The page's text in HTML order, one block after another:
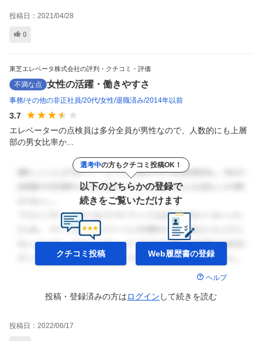
投稿日： 2021/04/28
0
東芝エレベータ株式会社の評判・クチコミ・評価
不満な点 女性の活躍・働きやすさ
事務 その他の非正社員 20代 女性 退職済み 2014年以前
3.7
エレベーターの点検員は多分全員が男性なので、人数的にも上層
部の男女比率か...
選考中の方もクチコミ投稿OK！
以下のどちらかの登録で
続きをご覧いただけます
クチコミ投稿 Web履歴書の登録
ヘルプ
投稿・登録済みの方はログイン して続きを読む
投稿日： 2022/06/17